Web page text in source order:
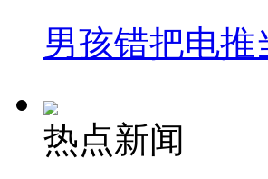
男孩错把电推
热点新闻